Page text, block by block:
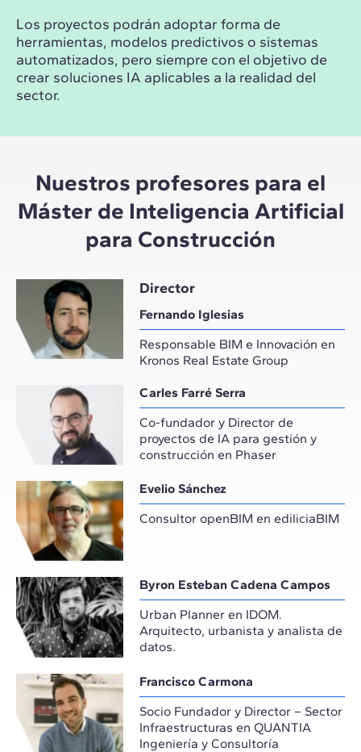
Los proyectos podrán adoptar forma de
herramientas, modelos predictivos o sistemas
automatizados, pero siempre con el objetivo de
crear soluciones IA aplicables a la realidad del
sector.
Nuestros profesores para el
Máster de Inteligencia Artificial
para Construcción
Director
Fernando Iglesias
Responsable BIM e Innovación en
Kronos Real Estate Group
Carles Farré Serra
Co-fundador y Director de
proyectos de IA para gestión y
construcción en Phaser
Evelio Sánchez
Consultor openBIM en ediliciaBIM
Byron Esteban Cadena Campos
Urban Planner en IDOM.
Arquitecto, urbanista y analista de
datos.
Francisco Carmona
Socio Fundador y Director – Sector
Infraestructuras en QUANTIA
Ingeniería y Consultoría